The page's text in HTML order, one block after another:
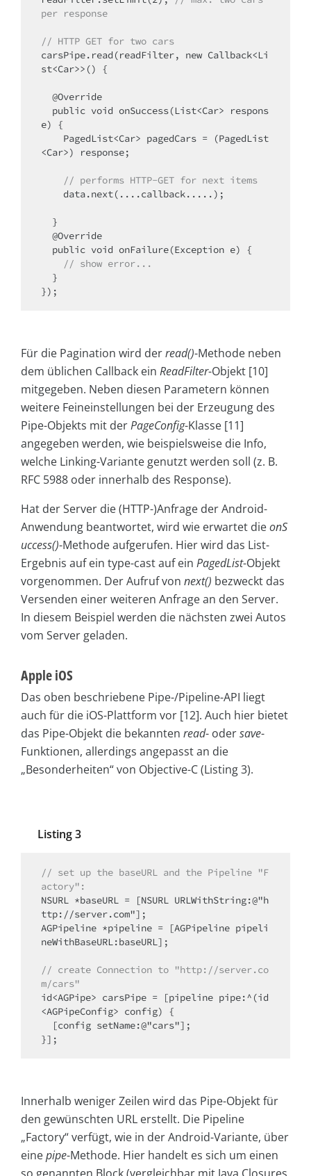
per response
// HTTP GET for two cars
carsPipe.read(readFilter, new Callback<Li
st<Car>>() {
e) {
<Car>) response;
    // performs HTTP-GET for next items
    // show error...
});
Für die Pagination wird derread()-Methode neben
dem üblichen Callback ein ReadFilter-Objekt [10]
mitgegeben. Neben diesen Parametern können
weitere Feineinstellungen bei der Erzeugung des
Pipe-Objekts mit derPageConfig-Klasse [11]
angegeben werden, wie beispielsweise die Info,
welche Linking-Variante genutzt werden soll (z. B.
RFC 5988 oder innerhalb des Response).
Hat der Server die (HTTP-)Anfrage der Android-
Anwendung beantwortet, wird wie erwartet dieonS
uccess()-Methode aufgerufen. Hier wird das List-
Ergebnis auf ein type-cast auf ein PagedList-Objekt
vorgenommen. Der Aufruf von next() bezweckt das
Versenden einer weiteren Anfrage an den Server.
In diesem Beispiel werden die nächsten zwei Autos
vom Server geladen.
Apple iOS
Das oben beschriebene Pipe-/Pipeline-API liegt
auch für die iOS-Plattform vor [12]. Auch hier bietet
das Pipe-Objekt die bekannten read- odersave-
Funktionen, allerdings angepasst an die
„Besonderheiten“ von Objective-C (Listing 3).
Listing 3
// set up the baseURL and the Pipeline "F
actory":
NSURL *baseURL = [NSURL URLWithString:@"h
ttp://server.com"];
AGPipeline *pipeline = [AGPipeline pipeli
neWithBaseURL:baseURL];
// create Connection to "http://server.co
m/cars"
id<AGPipe> carsPipe = [pipeline pipe:^(id
<AGPipeConfig> config) {
}];
Innerhalb weniger Zeilen wird das Pipe-Objekt für
den gewünschten URL erstellt. Die Pipeline
„Factory“ verfügt, wie in der Android-Variante, über
einepipe-Methode. Hier handelt es sich um einen